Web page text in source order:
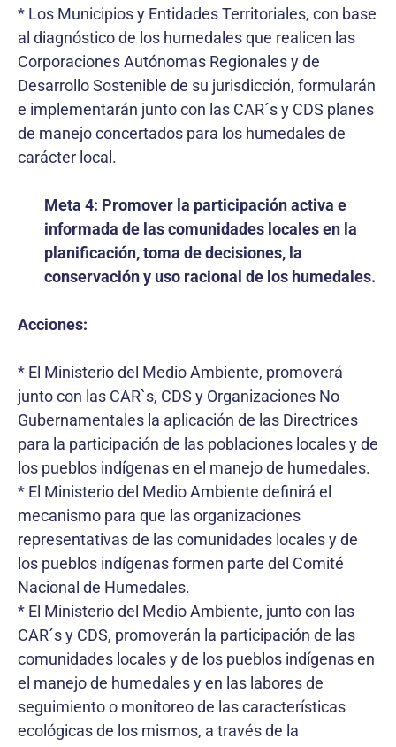
* Los Municipios y Entidades Territoriales, con base
al diagnóstico de los humedales que realicen las
Corporaciones Autónomas Regionales y de
Desarrollo Sostenible de su jurisdicción, formularán
e implementarán junto con las CAR´s y CDS planes
de manejo concertados para los humedales de
carácter local.
Meta 4: Promover la participación activa e
informada de las comunidades locales en la
planificación, toma de decisiones, la
conservación y uso racional de los humedales.
Acciones:
* El Ministerio del Medio Ambiente, promoverá
junto con las CAR`s, CDS y Organizaciones No
Gubernamentales la aplicación de las Directrices
para la participación de las poblaciones locales y de
los pueblos indígenas en el manejo de humedales.
* El Ministerio del Medio Ambiente definirá el
mecanismo para que las organizaciones
representativas de las comunidades locales y de
los pueblos indígenas formen parte del Comité
Nacional de Humedales.
* El Ministerio del Medio Ambiente, junto con las
CAR´s y CDS, promoverán la participación de las
comunidades locales y de los pueblos indígenas en
el manejo de humedales y en las labores de
seguimiento o monitoreo de las características
ecológicas de los mismos, a través de la